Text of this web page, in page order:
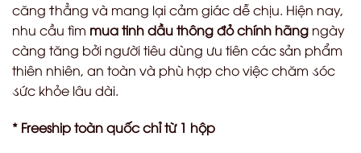
căng ϯhẳng và mang lại cảm giác dễ chịu. Hiện nay,
nhu cầu tìm mua tinh dầu thông đỏ chính hãng ngày
càng tăng bởi người tiêu dùng ưu tiên các sản phẩm
thiên nhiên, an toàn và phù hợp cho việc chăm ડóc
ડức khỏe lâu dài.
* Freeship toàn quốc chỉ từ 1 hộp